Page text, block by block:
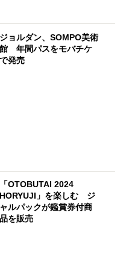
ジョルダン、SOMPO美術
館 年間パスをモバチケ
で発売
「OTOBUTAI 2024
HORYUJI」を楽しむ ジ
ャルパックが鑑賞券付商
品を販売